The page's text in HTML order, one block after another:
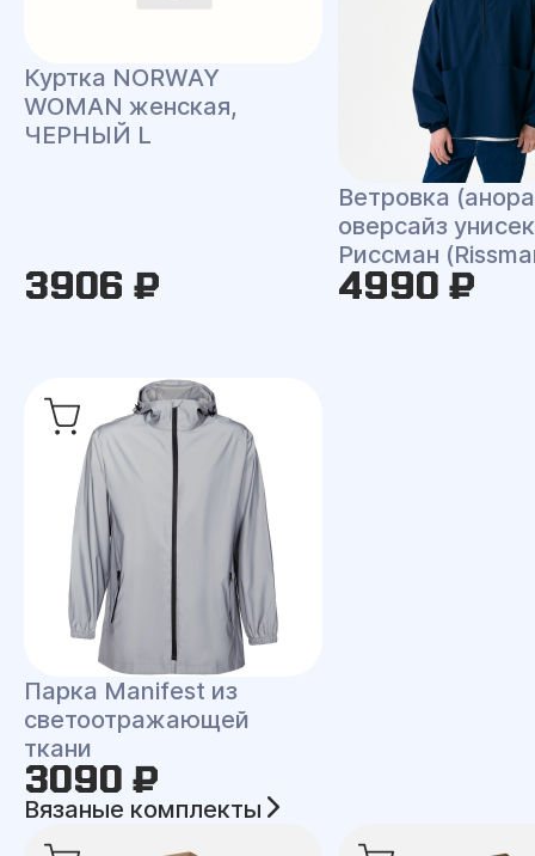
Куртка NORWAY
WOMAN женская,
ЧЕРНЫЙ L
3906 ₽
Ветровка
оверсайз
Риссман
4990 ₽
Парка Manifest из
светоотражающей
ткани
3090 ₽
Вязаные комплекты